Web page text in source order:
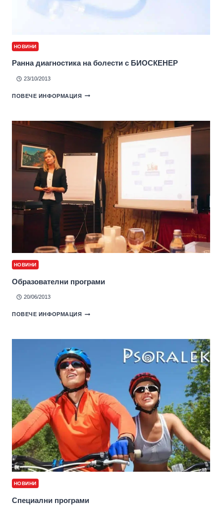
НОВИНИ
Ранна диагностика на болести с БИОСКЕНЕР
23/10/2013
ПОВЕЧЕ ИНФОРМАЦИЯ
НОВИНИ
Образователни програми
20/06/2013
ПОВЕЧЕ ИНФОРМАЦИЯ
НОВИНИ
Специални програми